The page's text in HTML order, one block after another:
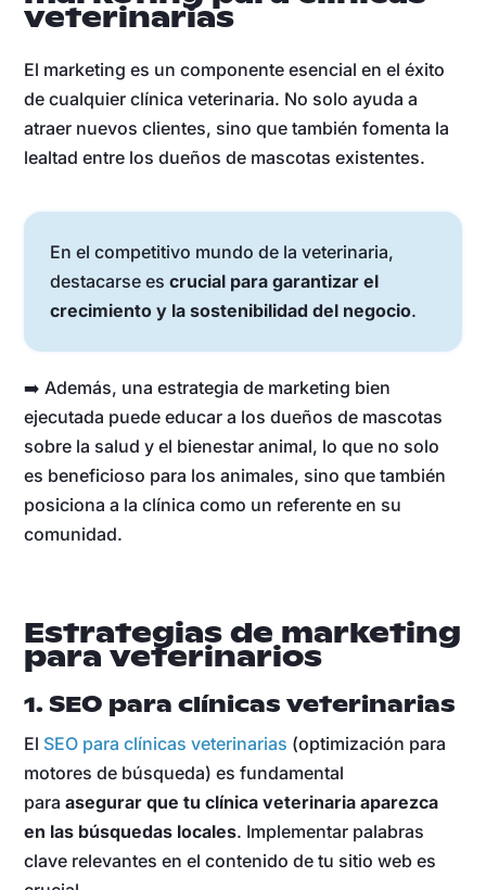
veterinarias
El marketing es un componente esencial en el éxito
de cualquier clínica veterinaria. No solo ayuda a
atraer nuevos clientes, sino que también fomenta la
lealtad entre los dueños de mascotas existentes.
En el competitivo mundo de la veterinaria,
destacarse escrucial para garantizar el
crecimiento y la sostenibilidad del negocio.
➡️ Además, una estrategia de marketing bien
ejecutada puede educar a los dueños de mascotas
sobre la salud y el bienestar animal, lo que no solo
es beneficioso para los animales, sino que también
posiciona a la clínica como un referente en su
comunidad.
Estrategias de marketing
para veterinarios
1. SEO para clínicas veterinarias
El SEO para clínicas veterinarias (optimización para
motores de búsqueda) es fundamental
paraasegurar que tu clínica veterinaria aparezca
en las búsquedas locales. Implementar palabras
clave relevantes en el contenido de tu sitio web es